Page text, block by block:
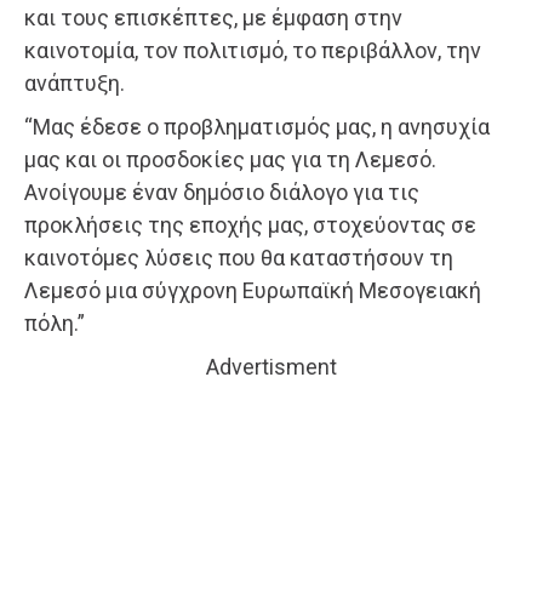
και τους επισκέπτες, με έμφαση στην
καινοτομία, τον πολιτισμό, το περιβάλλον, την
ανάπτυξη.
“Μας έδεσε ο προβληματισμός μας, η ανησυχία
μας και οι προσδοκίες μας για τη Λεμεσό.
Ανοίγουμε έναν δημόσιο διάλογο για τις
προκλήσεις της εποχής μας, στοχεύοντας σε
καινοτόμες λύσεις που θα καταστήσουν τη
Λεμεσό μια σύγχρονη Ευρωπαϊκή Μεσογειακή
πόλη.”
Advertisment